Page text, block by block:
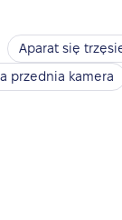
Aparat się
przednia kamera